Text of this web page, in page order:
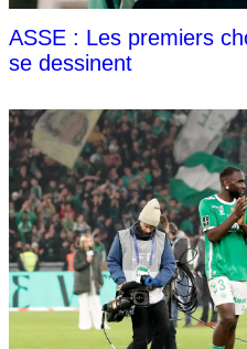
ASSE : Les premiers
se dessinent